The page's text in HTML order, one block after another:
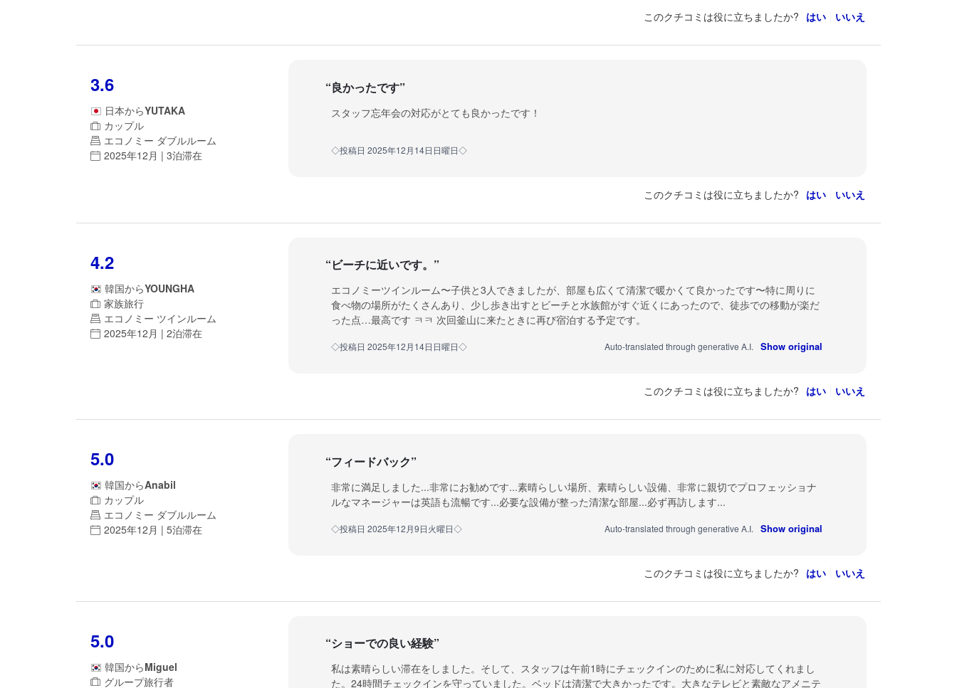
このクチコミは役に立ちましたか? はい いいえ
3.6
日本からYUTAKA
カップル
エコノミー ダブルルーム
2025年12月 | 3泊滞在
“良かったです”
スタッフ忘年会の対応がとても良かったです！
◇投稿日 2025年12月14日日曜日◇
このクチコミは役に立ちましたか? はい いいえ
4.2
韓国からYOUNGHA
家族旅行
エコノミー ツインルーム
2025年12月 | 2泊滞在
“ビーチに近いです。 ”
エコノミーツインルーム〜子供と3人できましたが、部屋も広くて清潔で暖かくて良かったです〜特に周りに
食べ物の場所がたくさんあり、少し歩き出すとビーチと水族館がすぐ近くにあったので、徒歩での移動が楽だ
った点…最高です ㅋㅋ 次回釜山に来たときに再び宿泊する予定です。
◇投稿日 2025年12月14日日曜日◇ Auto-translated through generative A.I. Show original
このクチコミは役に立ちましたか? はい いいえ
5.0
韓国からAnabil
カップル
エコノミー ダブルルーム
2025年12月 | 5泊滞在
“フィードバック”
非常に満足しました...非常にお勧めです...素晴らしい場所、素晴らしい設備、非常に親切でプロフェッショナ
ルなマネージャーは英語も流暢です...必要な設備が整った清潔な部屋...必ず再訪します...
◇投稿日 2025年12月9日火曜日◇ Auto-translated through generative A.I. Show original
このクチコミは役に立ちましたか? はい いいえ
5.0
韓国からMiguel
グループ旅行者
“ショーでの良い経験”
私は素晴らしい滞在をしました。そして、スタッフは午前1時にチェックインのために私に対応してくれまし
た。24時間チェックインを守っていました。ベッドは清潔で大きかったです。大きなテレビと素敵なアメニテ